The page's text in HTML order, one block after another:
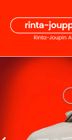
sisältöön